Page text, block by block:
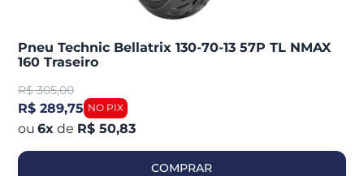
Pneu Technic Bellatrix 130-70-13 57P TL NMAX
160 Traseiro
R$ 305,00
R$ 289,75
6x de R$ 50,83
COMPRAR